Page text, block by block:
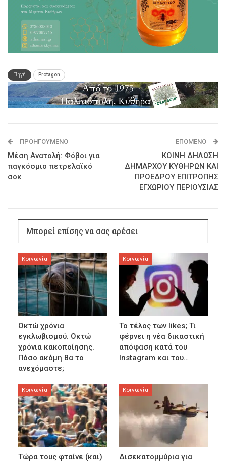
Πηγή Protagon
ΠΡΟΗΓΟΎΜΕΝΟ
Μέση Ανατολή: Φόβοι για
παγκόσμιο πετρελαϊκό
σοκ
ΕΠΌΜΕΝΟ
ΚΟΙΝΗ ΔΗΛΩΣΗ
ΔΗΜΑΡΧΟΥ ΚΥΘΗΡΩΝ ΚΑΙ
ΠΡΟΕΔΡΟΥ ΕΠΙΤΡΟΠΗΣ
ΕΓΧΩΡΙΟΥ ΠΕΡΙΟΥΣΙΑΣ
Μπορεί επίσης να σας αρέσει
Κοινωνία
Οκτώ χρόνια
εγκλωβισμού. Οκτώ
χρόνια κακοποίησης.
Πόσο ακόμη θα το
ανεχόμαστε;
Κοινωνία
To τέλος των likes; Τι
φέρνει η νέα δικαστική
απόφαση κατά του
Instagram και του…
Κοινωνία
Τώρα τους φταίνε (και)
Κοινωνία
Δισεκατομμύρια για